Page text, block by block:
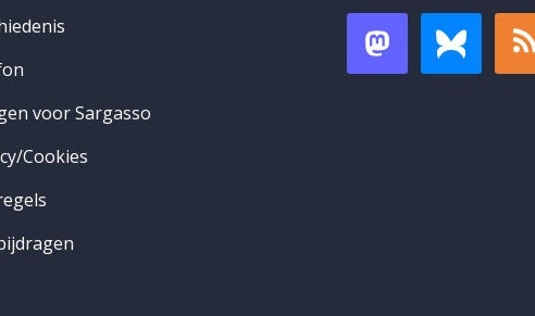
voor Sargasso
Cookies